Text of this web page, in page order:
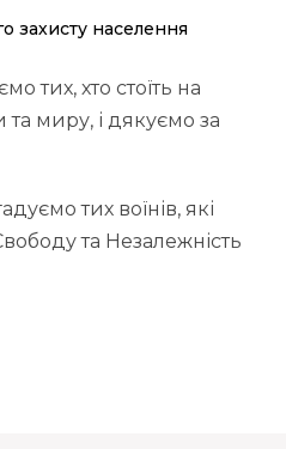
захисту населення
тих, хто стоїть на
та миру, і дякуємо за
тих воїнів, які
та Незалежність